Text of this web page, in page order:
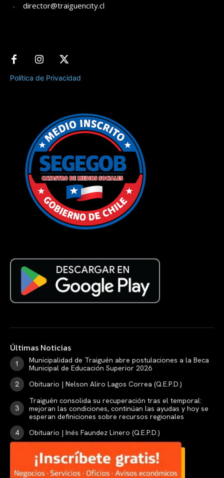
director@traiguencity.cl
Política de Privacidad
Últimas Noticias
Municipalidad de Traiguén abre postulaciones a la Beca
Municipal de Educación Superior 2026
Obituario | Nelson Aliro Lagos Correa (Q.E.P.D.)
Traiguén consolida su recuperación tras el temporal:
mejoran las condiciones, continúan las ayudas y hoy se
esperan definiciones sobre recursos regionales
Obituario | Inés Faundez Linero (Q.E.P.D.)